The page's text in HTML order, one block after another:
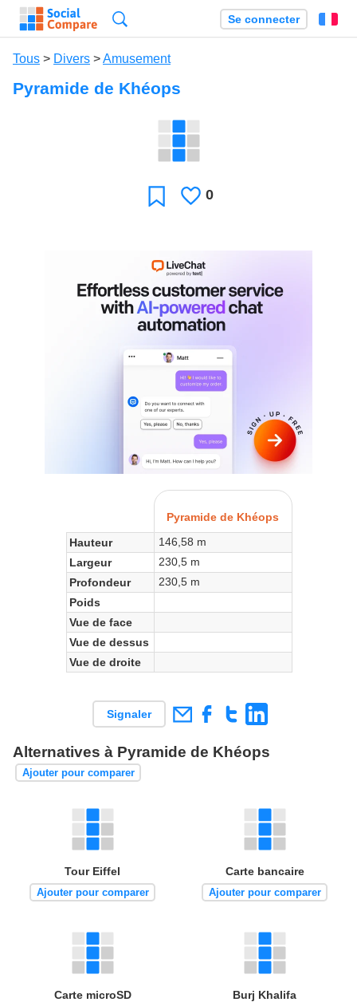
Se connecter
Tous > Divers >Amusement
Pyramide de Khéops
Favori J'aime
0
Pyramide de Khéops
Hauteur
146,58 m
Largeur
230,5 m
Profondeur
230,5 m
Poids
Vue de face
Vue de dessus
Vue de droite
Signaler
Alternatives à Pyramide de Khéops
Ajouter pour comparer
Tour Eiffel
Ajouter pour comparer
Carte bancaire
Ajouter pour comparer
Carte microSD Burj Khalifa